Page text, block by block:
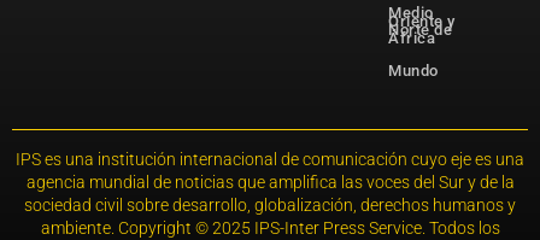
Medio
Oriente y
Norte de
África
Mundo
IPS es una institución internacional de comunicación cuyo eje es una
agencia mundial de noticias que amplifica las voces del Sur y de la
sociedad civil sobre desarrollo, globalización, derechos humanos y
ambiente. Copyright © 2025 IPS-Inter Press Service. Todos los